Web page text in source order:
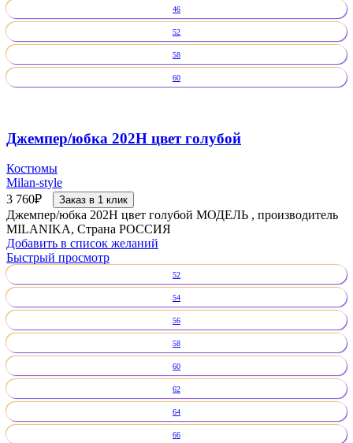
46
52
58
60
Джемпер/юбка 202Н цвет голубой
Костюмы
Milan-style
3 760₽ Заказ в 1 клик
Джемпер/юбка 202Н цвет голубой МОДЕЛЬ , производитель
MILANIKA, Страна РОССИЯ
Добавить в список желаний
Быстрый просмотр
52
54
56
58
60
62
64
66